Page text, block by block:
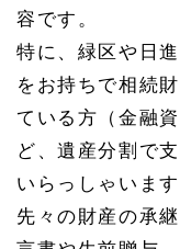
容です。
特に、緑区や日
をお持ちで相続
ている方（金融
ど、遺産分割で
いらっしゃいます
先々の財産の承